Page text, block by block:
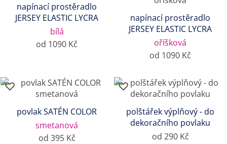
napínací prostěradlo
JERSEY ELASTIC LYCRA
bílá
od 1090 Kč
napínací prostěradlo
JERSEY ELASTIC LYCRA
oříšková
od 1090 Kč
povlak SATÉN COLOR
smetanová
od 395 Kč
polštářek výplňový - do
dekoračního povlaku
od 290 Kč